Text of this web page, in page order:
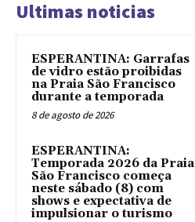
Ultimas noticias
ESPERANTINA: Garrafas
de vidro estão proibidas
na Praia São Francisco
durante a temporada
8 de agosto de 2026
ESPERANTINA:
Temporada 2026 da Praia
São Francisco começa
neste sábado (8) com
shows e expectativa de
impulsionar o turismo